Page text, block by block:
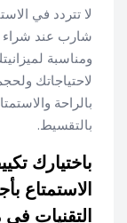
لا تتردد في
شارب عند شراء
ومناسبة
لاحتياجاتك
بالراحة
بالتقسيط.
باختيارك
الاستمتاع
التقنيات في